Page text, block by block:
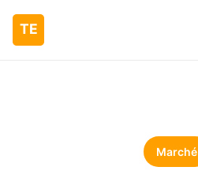
Marché